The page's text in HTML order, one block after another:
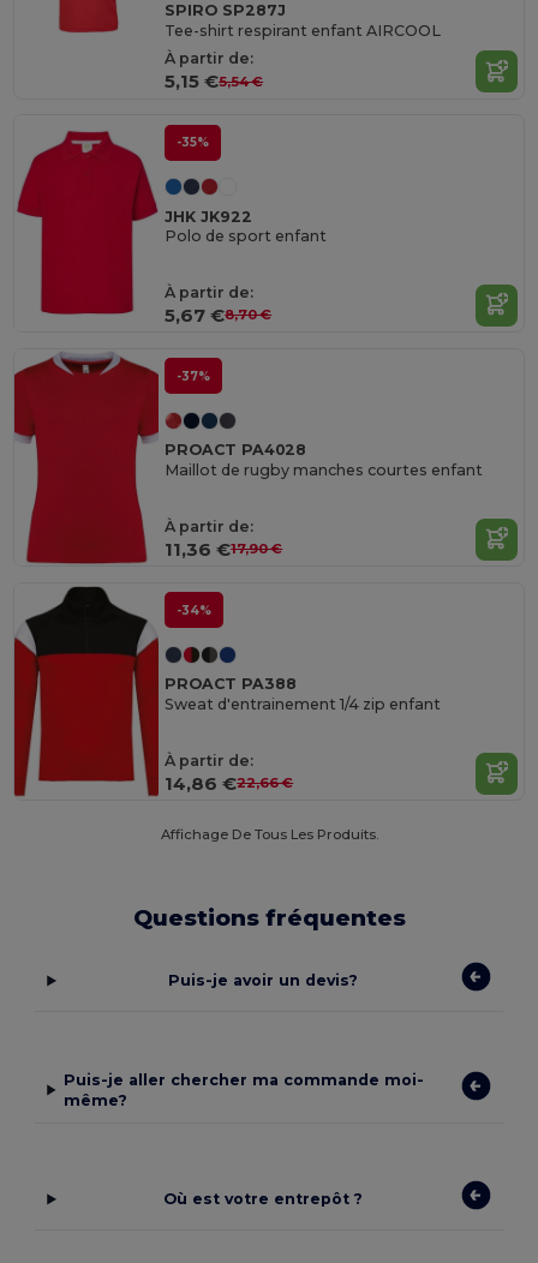
SPIRO SP287J
Tee-shirt respirant enfant AIRCOOL
À partir de:
5,15 €5,54 €
-35%
JHK JK922
Polo de sport enfant
À partir de:
5,67 €8,70 €
-37%
PROACT PA4028
Maillot de rugby manches courtes enfant
À partir de:
11,36 €17,90 €
-34%
PROACT PA388
Sweat d'entrainement 1/4 zip enfant
À partir de:
14,86 €22,66 €
Affichage De Tous Les Produits.
Questions fréquentes
Puis-je avoir un devis?
Puis-je aller chercher ma commande moi-
même?
Où est votre entrepôt ?